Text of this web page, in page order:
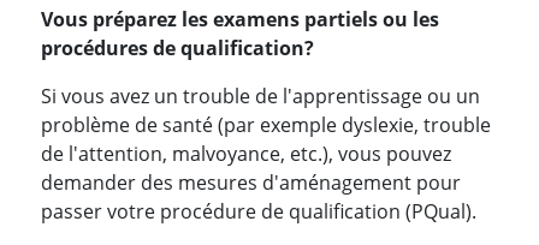
Introduction
Vous préparez les examens partiels ou les
procédures de qualification?
Si vous avez un trouble de l'apprentissage ou un
problème de santé (par exemple dyslexie, trouble
de l'attention, malvoyance, etc.), vous pouvez
demander des mesures d'aménagement pour
passer votre procédure de qualification (PQual).